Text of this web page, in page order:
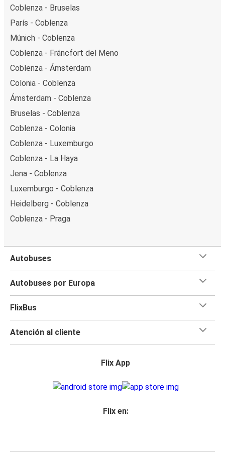
Coblenza - Bruselas
París - Coblenza
Múnich - Coblenza
Coblenza - Fráncfort del Meno
Coblenza - Ámsterdam
Colonia - Coblenza
Ámsterdam - Coblenza
Bruselas - Coblenza
Coblenza - Colonia
Coblenza - Luxemburgo
Coblenza - La Haya
Jena - Coblenza
Luxemburgo - Coblenza
Heidelberg - Coblenza
Coblenza - Praga
Autobuses
Autobuses por Europa
FlixBus
Atención al cliente
Flix App
Flix en: